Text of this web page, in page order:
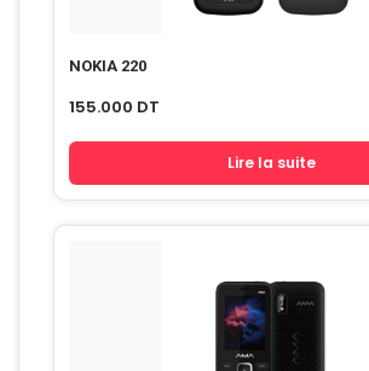
NOKIA 220
155.000 DT
Lire la suite